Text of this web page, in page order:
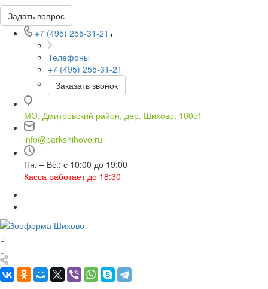
Задать вопрос
+7 (495) 255-31-21
Телефоны
+7 (495) 255-31-21
Заказать звонок
МО, Дмитровский район, дер. Шихово, 100с1
info@parkshihovo.ru
Пн. – Вс.: с 10:00 до 19:00
Касса работает до 18:30